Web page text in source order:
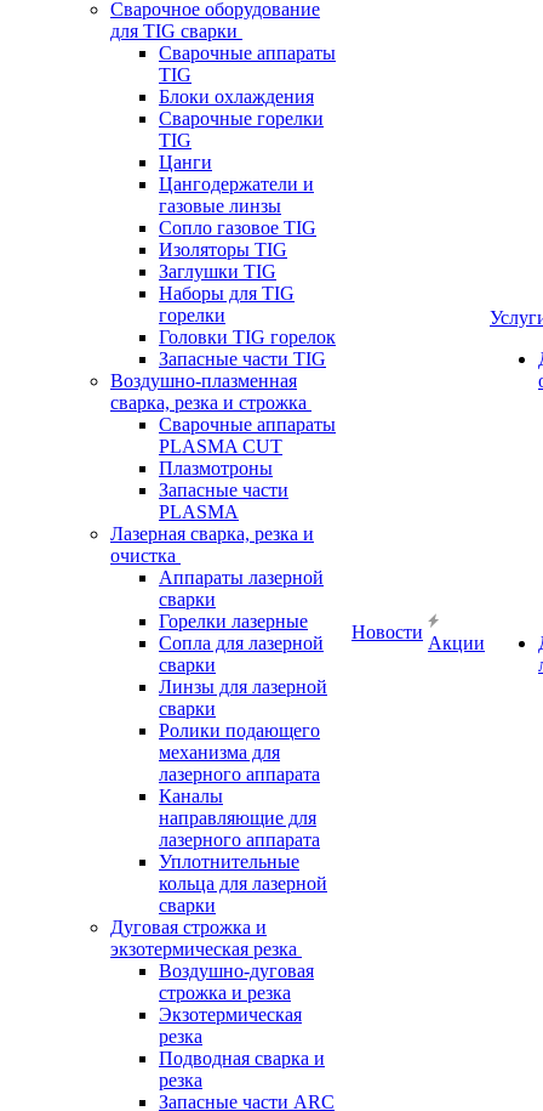
Сварочное оборудование
для TIG сварки
Сварочные аппараты
TIG
Блоки охлаждения
Сварочные горелки
TIG
Цанги
Цангодержатели и
газовые линзы
Сопло газовое TIG
Изоляторы TIG
Заглушки TIG
Наборы для TIG
горелки
Головки TIG горелок
Запасные части TIG
Воздушно-плазменная
сварка, резка и строжка
Сварочные аппараты
PLASMA CUT
Плазмотроны
Запасные части
PLASMA
Лазерная сварка, резка и
очистка
Аппараты лазерной
сварки
Горелки лазерные
Сопла для лазерной
сварки
Линзы для лазерной
сварки
Ролики подающего
механизма для
лазерного аппарата
Каналы
направляющие для
лазерного аппарата
Уплотнительные
кольца для лазерной
сварки
Дуговая строжка и
экзотермическая резка
Воздушно-дуговая
строжка и резка
Экзотермическая
резка
Подводная сварка и
резка
Запасные части ARC
Новости
Акции